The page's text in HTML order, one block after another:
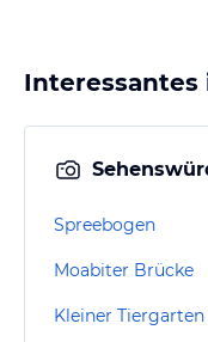
Interessantes
Spreebogen
Moabiter Brücke
Kleiner Tiergarten